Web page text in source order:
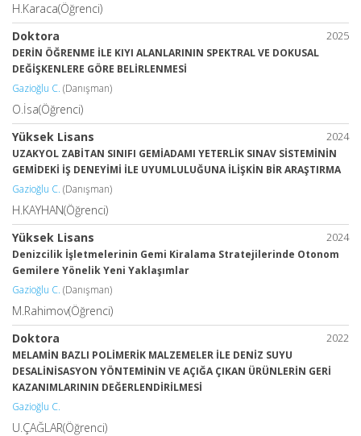
H.Karaca(Öğrenci)
2025
Doktora
DERİN ÖĞRENME İLE KIYI ALANLARININ SPEKTRAL VE DOKUSAL
DEĞİŞKENLERE GÖRE BELİRLENMESİ
Gazioğlu C. (Danışman)
O.İsa(Öğrenci)
2024
Yüksek Lisans
UZAKYOL ZABİTAN SINIFI GEMİADAMI YETERLİK SINAV SİSTEMİNİN
GEMİDEKİ İŞ DENEYİMİ İLE UYUMLULUĞUNA İLİŞKİN BİR ARAŞTIRMA
Gazioğlu C. (Danışman)
H.KAYHAN(Öğrenci)
2024
Yüksek Lisans
Denizcilik İşletmelerinin Gemi Kiralama Stratejilerinde Otonom
Gemilere Yönelik Yeni Yaklaşımlar
Gazioğlu C. (Danışman)
M.Rahimov(Öğrenci)
2022
Doktora
MELAMİN BAZLI POLİMERİK MALZEMELER İLE DENİZ SUYU
DESALİNİSASYON YÖNTEMİNİN VE AÇIĞA ÇIKAN ÜRÜNLERİN GERİ
KAZANIMLARININ DEĞERLENDİRİLMESİ
Gazioğlu C.
U.ÇAĞLAR(Öğrenci)